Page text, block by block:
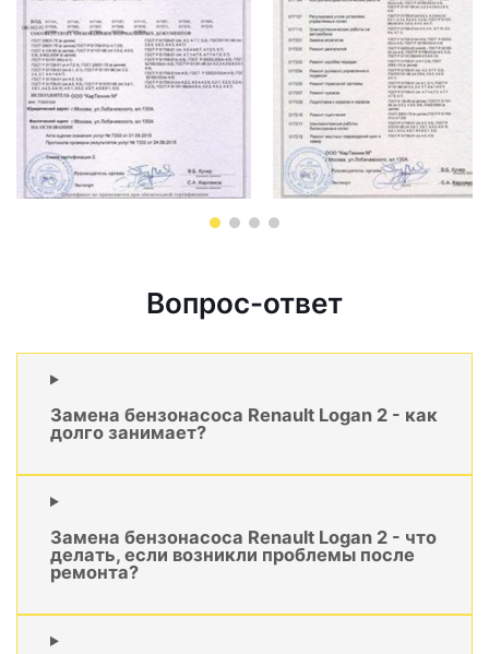
Вопрос-ответ
Замена бензонасоса Renault Logan 2 - как
долго занимает?
Замена бензонасоса Renault Logan 2 - что
делать, если возникли проблемы после
ремонта?